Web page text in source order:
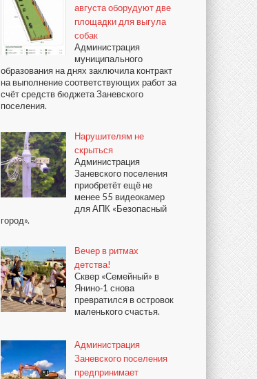
августа оборудуют две
площадки для выгула
собак
Администрация
муниципального
образования на днях заключила контракт
на выполнение соответствующих работ за
счёт средств бюджета Заневского
поселения.
Нарушителям не
скрыться
Администрация
Заневского поселения
приобретёт ещё не
менее 55 видеокамер
для АПК «Безопасный
город».
Вечер в ритмах
детства!
Сквер «Семейный» в
Янино‑1 снова
превратился в островок
маленького счастья.
Администрация
Заневского поселения
предпринимает